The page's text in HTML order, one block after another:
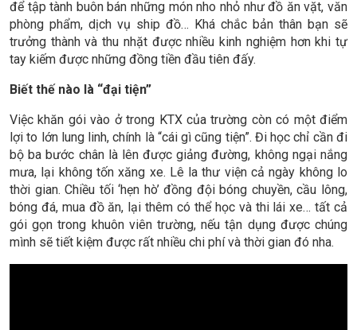
để tập tành buôn bán những món nho nhỏ như đồ ăn vặt, văn
phòng phẩm, dịch vụ ship đồ… Khá chắc bản thân bạn sẽ
trưởng thành và thu nhặt được nhiều kinh nghiệm hơn khi tự
tay kiếm được những đồng tiền đầu tiên đấy.
Biết thế nào là “đại tiện”
Việc khăn gói vào ở trong KTX của trường còn có một điểm
lợi to lớn lung linh, chính là “cái gì cũng tiện”. Đi học chỉ cần đi
bộ ba bước chân là lên được giảng đường, không ngại nắng
mưa, lại không tốn xăng xe. Lê la thư viện cả ngày không lo
thời gian. Chiều tối ‘hẹn hò’ đồng đội bóng chuyền, cầu lông,
bóng đá, mua đồ ăn, lại thêm có thể học và thi lái xe… tất cả
gói gọn trong khuôn viên trường, nếu tận dụng được chúng
mình sẽ tiết kiệm được rất nhiều chi phí và thời gian đó nha.